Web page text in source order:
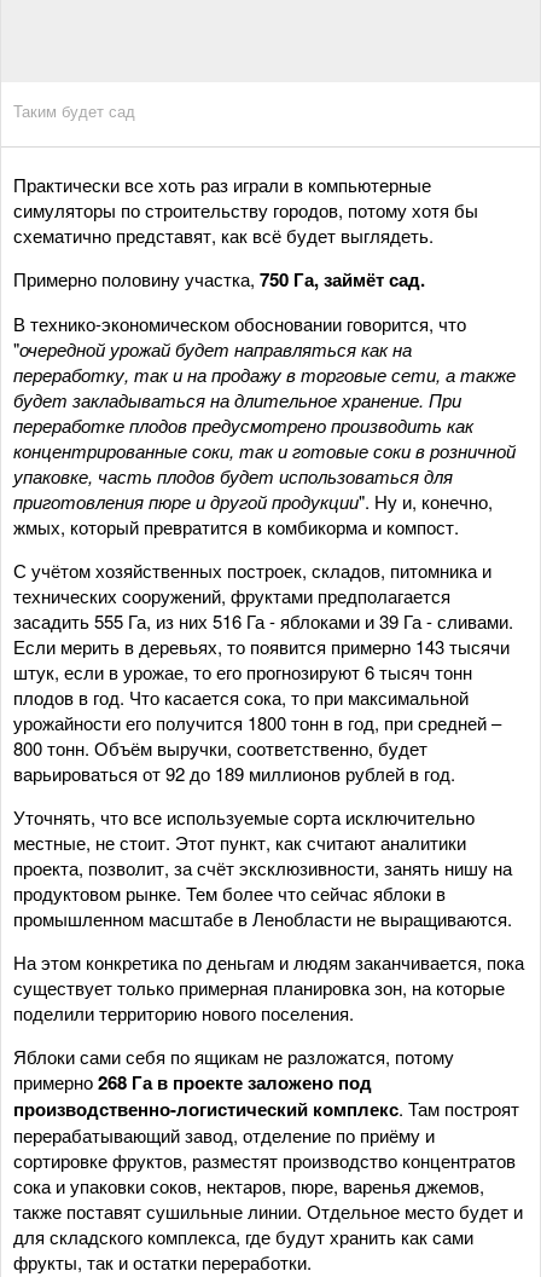
Таким будет сад
Практически все хоть раз играли в компьютерные
симуляторы по строительству городов, потому хотя бы
схематично представят, как всё будет выглядеть.
Примерно половину участка, 750 Га, займёт сад.
В технико-экономическом обосновании говорится, что
"очередной урожай будет направляться как на
переработку, так и на продажу в торговые сети, а также
будет закладываться на длительное хранение. При
переработке плодов предусмотрено производить как
концентрированные соки, так и готовые соки в розничной
упаковке, часть плодов будет использоваться для
приготовления пюре и другой продукции". Ну и, конечно,
жмых, который превратится в комбикорма и компост.
С учётом хозяйственных построек, складов, питомника и
технических сооружений, фруктами предполагается
засадить 555 Га, из них 516 Га - яблоками и 39 Га - сливами.
Если мерить в деревьях, то появится примерно 143 тысячи
штук, если в урожае, то его прогнозируют 6 тысяч тонн
плодов в год. Что касается сока, то при максимальной
урожайности его получится 1800 тонн в год, при средней –
800 тонн. Объём выручки, соответственно, будет
варьироваться от 92 до 189 миллионов рублей в год.
Уточнять, что все используемые сорта исключительно
местные, не стоит. Этот пункт, как считают аналитики
проекта, позволит, за счёт эксклюзивности, занять нишу на
продуктовом рынке. Тем более что сейчас яблоки в
промышленном масштабе в Ленобласти не выращиваются.
На этом конкретика по деньгам и людям заканчивается, пока
существует только примерная планировка зон, на которые
поделили территорию нового поселения.
Яблоки сами себя по ящикам не разложатся, потому
примерно268 Га в проекте заложено под
производственно-логистический комплекс. Там построят
перерабатывающий завод, отделение по приёму и
сортировке фруктов, разместят производство концентратов
сока и упаковки соков, нектаров, пюре, варенья джемов,
также поставят сушильные линии. Отдельное место будет и
для складского комплекса, где будут хранить как сами
фрукты, так и остатки переработки.